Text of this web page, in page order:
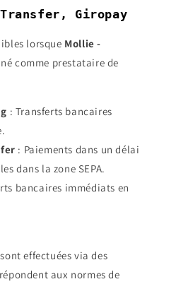
Transfer, Giropay
lorsque Mollie -
comme prestataire de
: Transferts bancaires
: Paiements dans un délai
dans la zone SEPA.
bancaires immédiats en
effectuées via des
aux normes de